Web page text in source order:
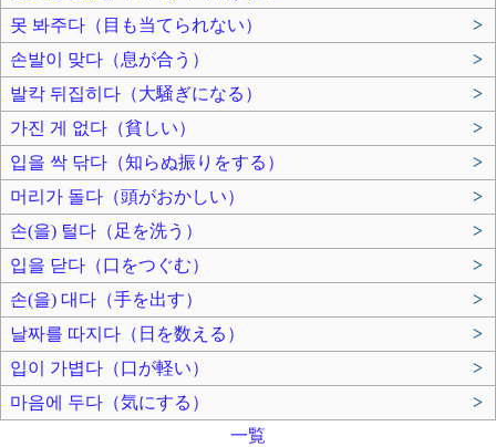
못 봐주다（目も当てられない）
>
손발이 맞다（息が合う）
>
발칵 뒤집히다（大騒ぎになる）
>
가진 게 없다（貧しい）
>
입을 싹 닦다（知らぬ振りをする）
>
머리가 돌다（頭がおかしい）
>
손(을) 털다（足を洗う）
>
입을 닫다（口をつぐむ）
>
손(을) 대다（手を出す）
>
날짜를 따지다（日を数える）
>
입이 가볍다（口が軽い）
>
마음에 두다（気にする）
>
一覧